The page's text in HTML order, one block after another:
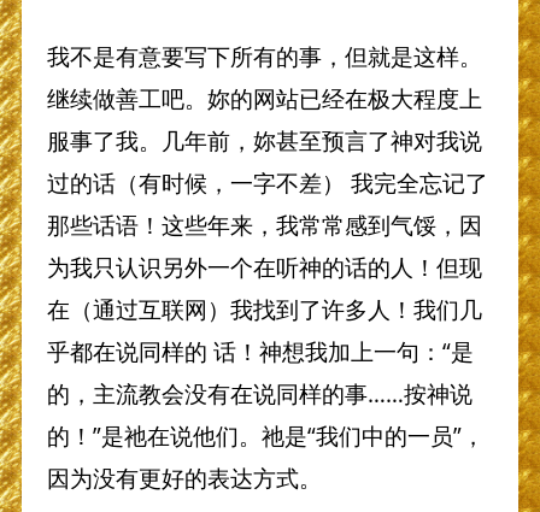
我不是有意要写下所有的事，但就是这样。
继续做善工吧。妳的网站已经在极大程度上
服事了我。几年前，妳甚至预言了神对我说
过的话（有时候，一字不差） 我完全忘记了
那些话语！这些年来，我常常感到气馁，因
为我只认识另外一个在听神的话的人！但现
在（通过互联网）我找到了许多人！我们几
乎都在说同样的 话！神想我加上一句：“是
的，主流教会没有在说同样的事……按神说
的！”是祂在说他们。祂是“我们中的一员”，
因为没有更好的表达方式。